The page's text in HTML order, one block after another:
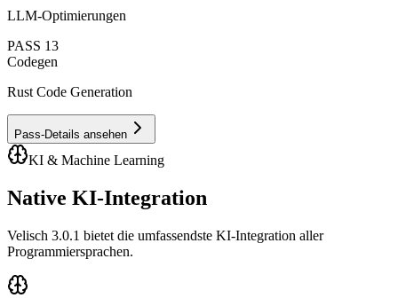
LLM-Optimierungen
PASS 13
Codegen
Rust Code Generation
Pass-Details ansehen
KI & Machine Learning
Native KI-Integration
Velisch 3.0.1 bietet die umfassendste KI-Integration aller
Programmiersprachen.